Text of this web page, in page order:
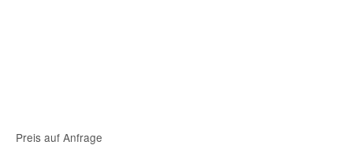
Preis auf Anfrage